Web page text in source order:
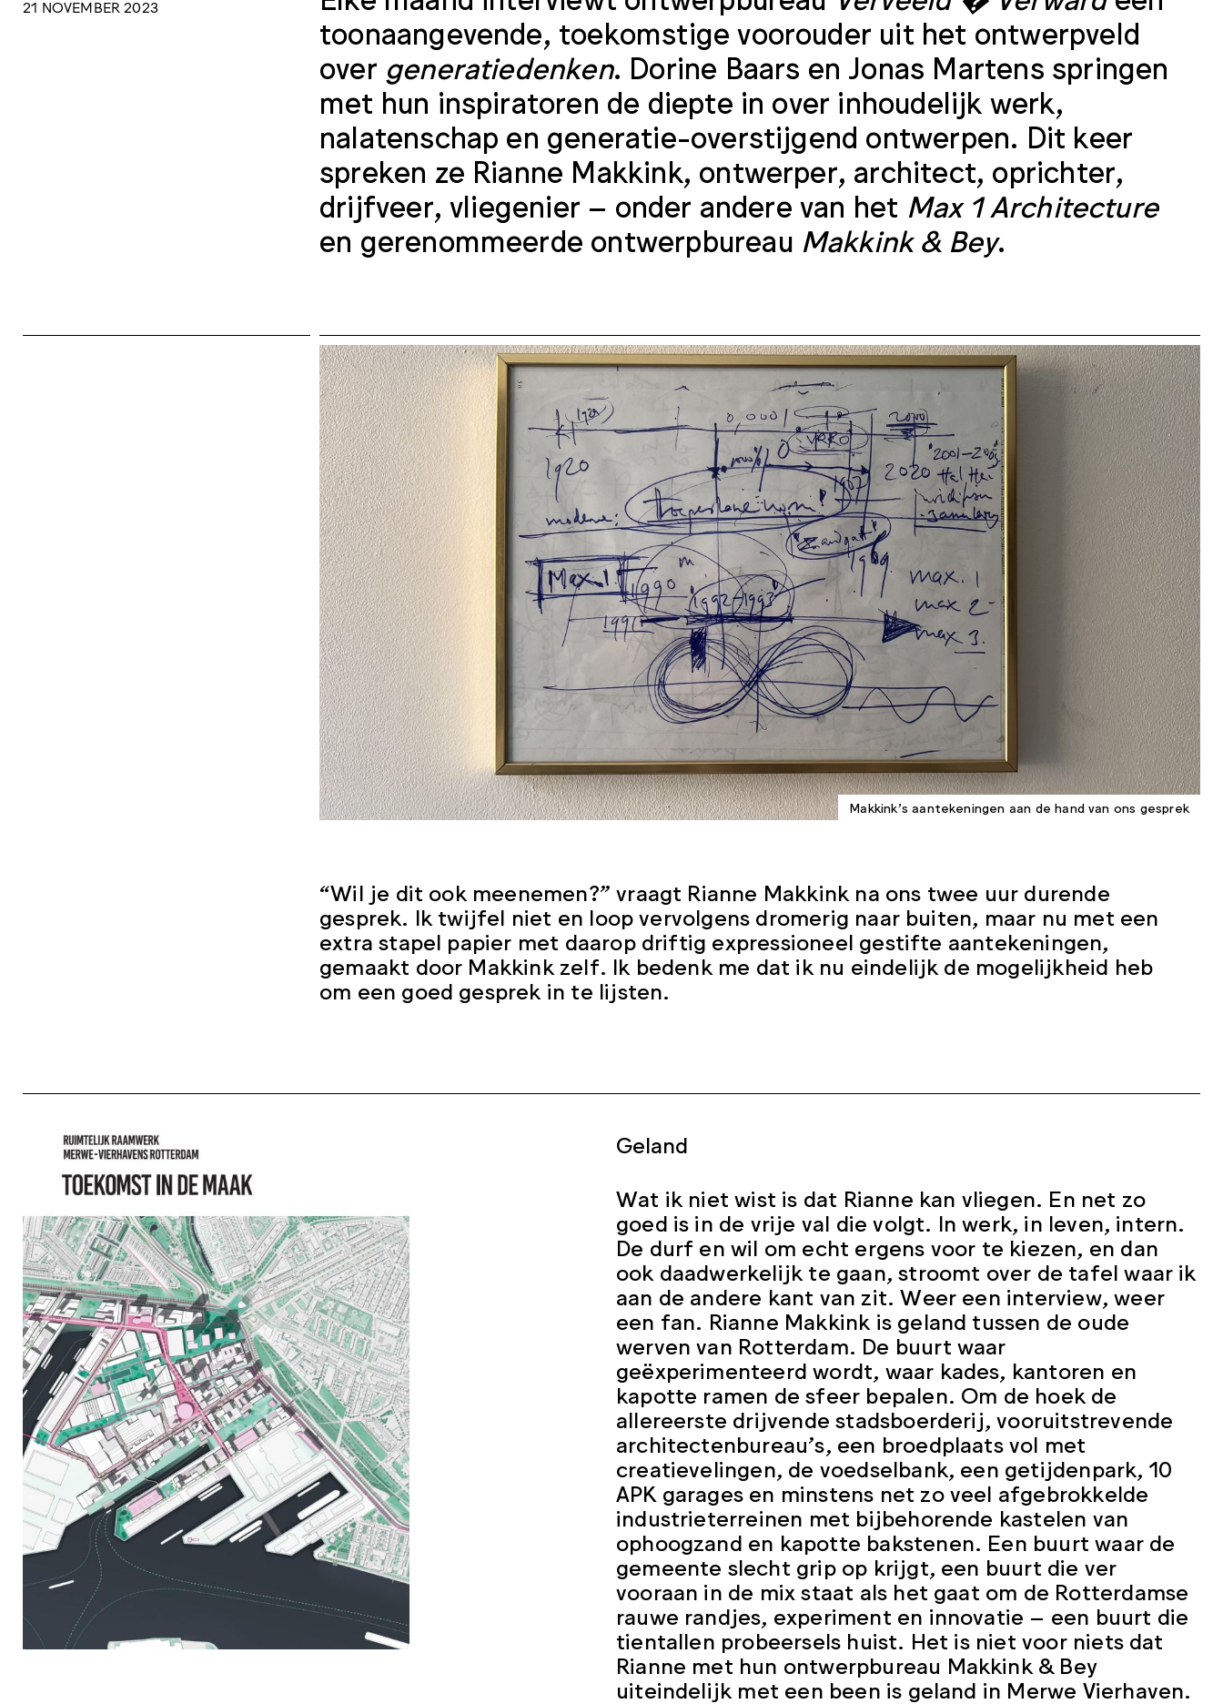
21 NOVEMBER 2023
toonaangevende, toekomstige voorouder uit het ontwerpveld
over generatiedenken. Dorine Baars en Jonas Martens springen
met hun inspiratoren de diepte in over inhoudelijk werk,
nalatenschap en generatie-overstijgend ontwerpen. Dit keer
spreken ze Rianne Makkink, ontwerper, architect, oprichter,
drijfveer, vliegenier – onder andere van het Max 1 Architecture
en gerenommeerde ontwerpbureau Makkink & Bey.
Makkink's aantekeningen aan de hand van ons gesprek
“Wil je dit ook meenemen?” vraagt Rianne Makkink na ons twee uur durende
gesprek. Ik twijfel niet en loop vervolgens dromerig naar buiten, maar nu met een
extra stapel papier met daarop driftig expressioneel gestifte aantekeningen,
gemaakt door Makkink zelf. Ik bedenk me dat ik nu eindelijk de mogelijkheid heb
om een goed gesprek in te lijsten.
Geland
Wat ik niet wist is dat Rianne kan vliegen. En net zo
goed is in de vrije val die volgt. In werk, in leven, intern.
De durf en wil om echt ergens voor te kiezen, en dan
ook daadwerkelijk te gaan, stroomt over de tafel waar ik
aan de andere kant van zit. Weer een interview, weer
een fan. Rianne Makkink is geland tussen de oude
werven van Rotterdam. De buurt waar
geëxperimenteerd wordt, waar kades, kantoren en
kapotte ramen de sfeer bepalen. Om de hoek de
allereerste drijvende stadsboerderij, vooruitstrevende
architectenbureau’s, een broedplaats vol met
creatievelingen, de voedselbank, een getijdenpark, 10
APK garages en minstens net zo veel afgebrokkelde
industrieterreinen met bijbehorende kastelen van
ophoogzand en kapotte bakstenen. Een buurt waar de
gemeente slecht grip op krijgt, een buurt die ver
vooraan in de mix staat als het gaat om de Rotterdamse
rauwe randjes, experiment en innovatie – een buurt die
tientallen probeersels huist. Het is niet voor niets dat
Rianne met hun ontwerpbureau Makkink & Bey
uiteindelijk met een been is geland in Merwe Vierhaven.